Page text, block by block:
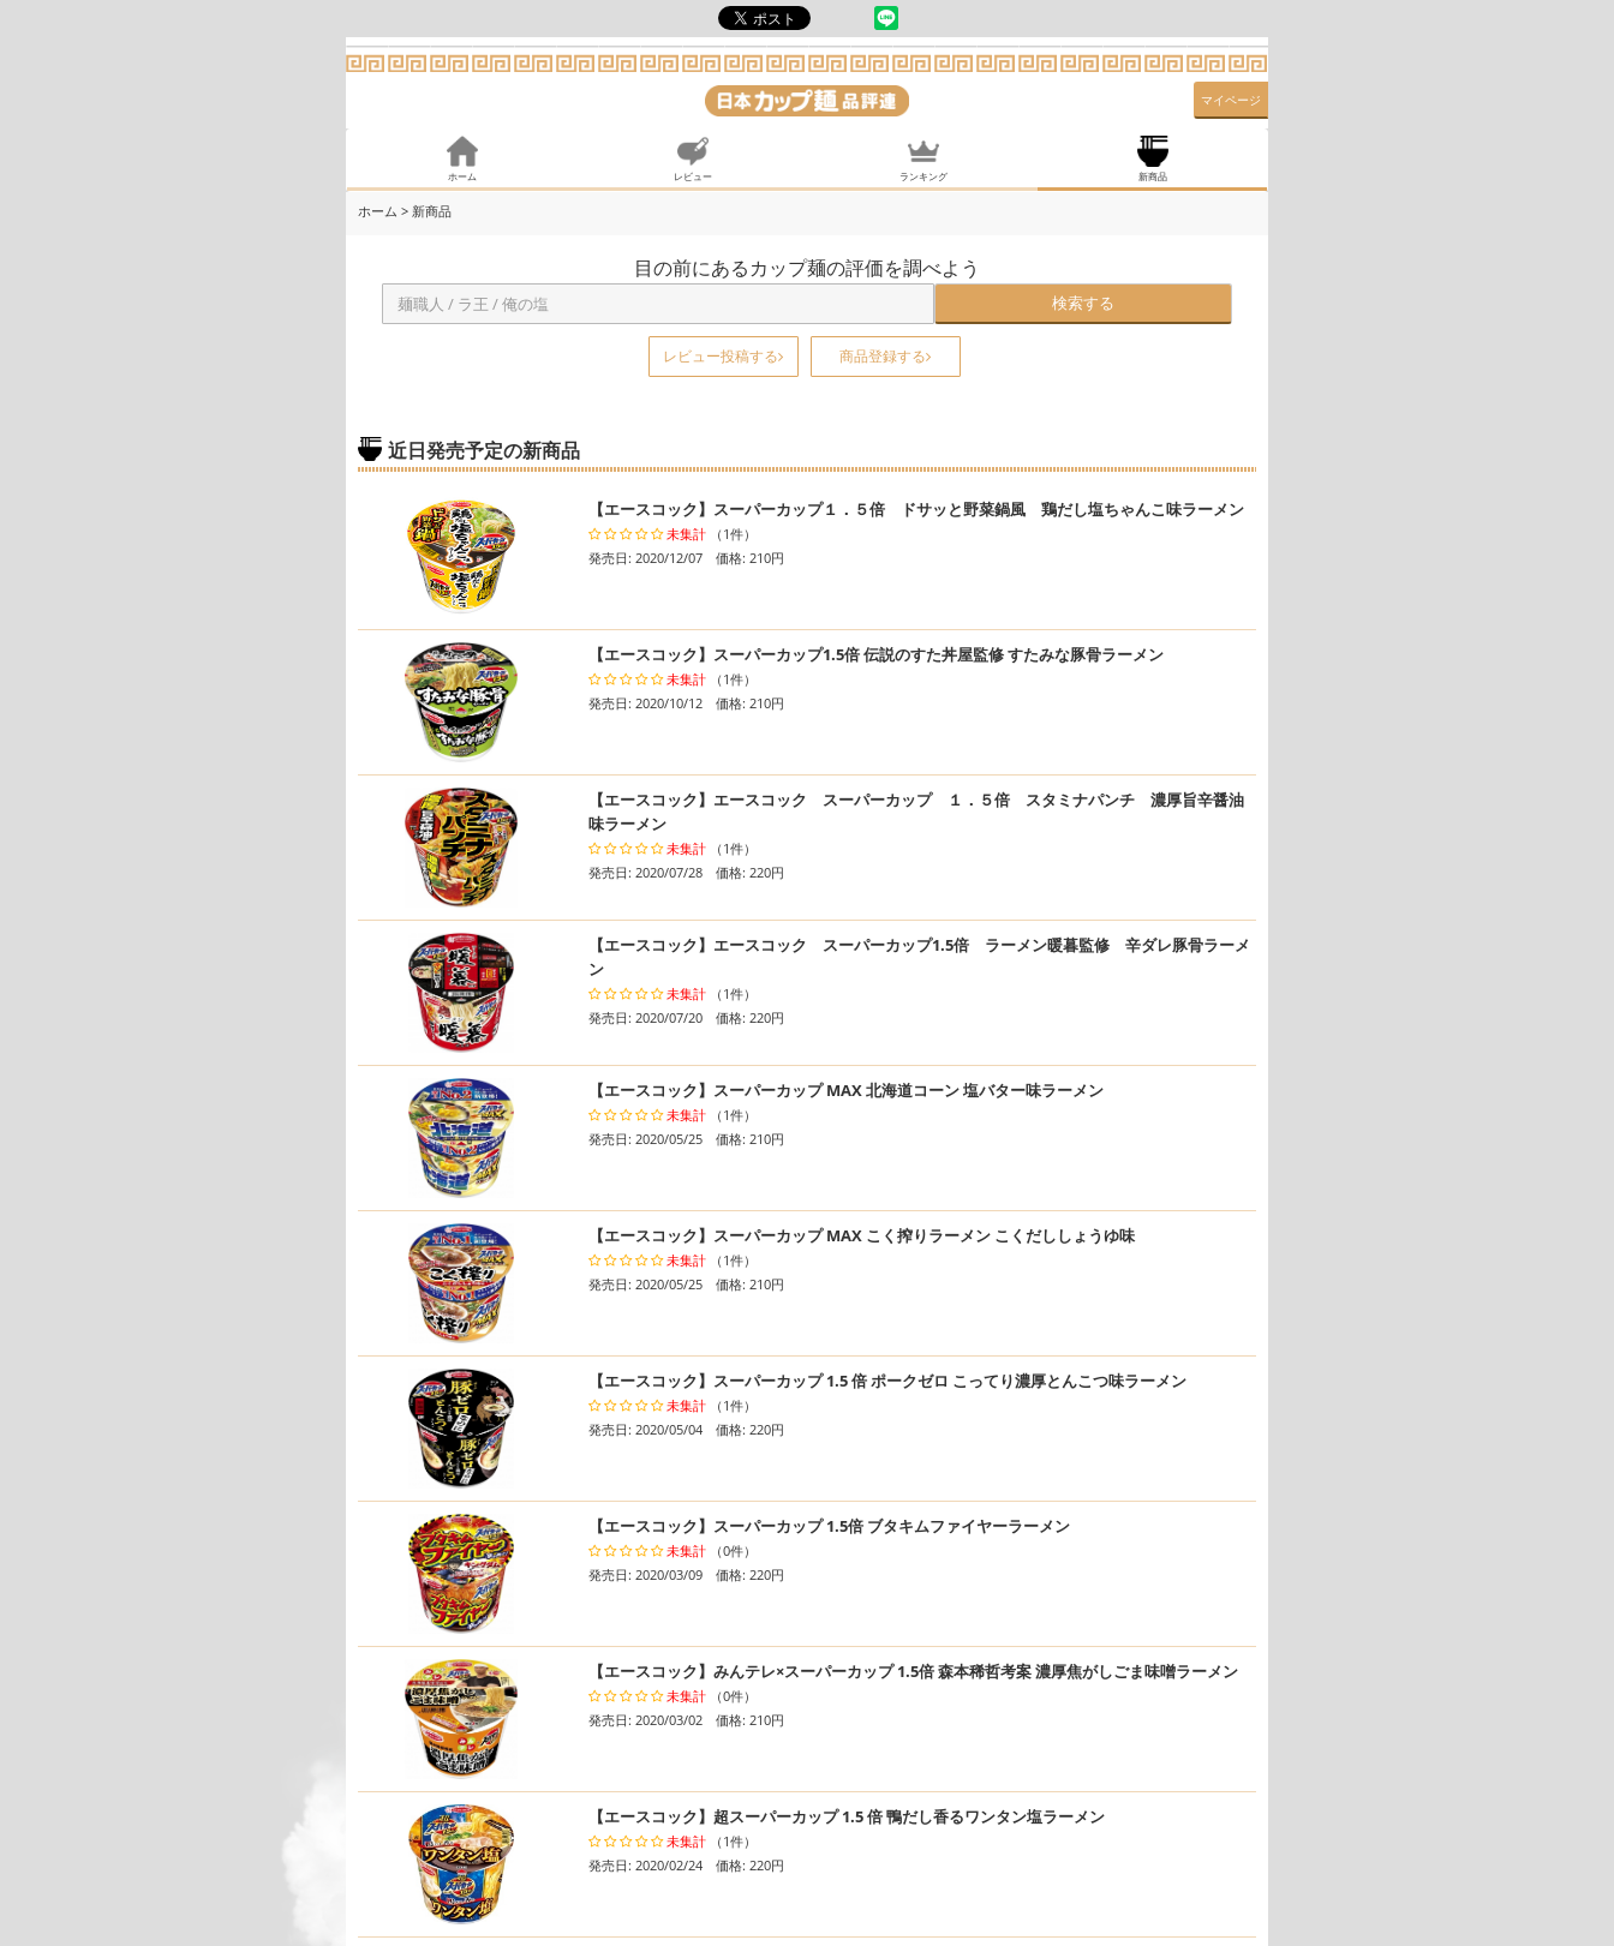
マイページ
ホーム レビュー ランキング 新商品
ホーム > 新商品
目の前にあるカップ麺の評価を調べよう
検索する
レビュー投稿する 商品登録する
近日発売予定の新商品
【エースコック】スーパーカップ１．５倍 ドサッと野菜鍋風 鶏だし塩ちゃんこ味ラーメン
未集計 （1件）
発売日: 2020/12/07 価格: 210円
【エースコック】スーパーカップ1.5倍 伝説のすた丼屋監修 すたみな豚骨ラーメン
未集計 （1件）
発売日: 2020/10/12 価格: 210円
【エースコック】エースコック スーパーカップ １．５倍 スタミナパンチ 濃厚旨辛醤油
味ラーメン
未集計 （1件）
発売日: 2020/07/28 価格: 220円
【エースコック】エースコック スーパーカップ1.5倍 ラーメン暖暮監修 辛ダレ豚骨ラーメ
ン
未集計 （1件）
発売日: 2020/07/20 価格: 220円
【エースコック】スーパーカップ MAX 北海道コーン 塩バター味ラーメン
未集計 （1件）
発売日: 2020/05/25 価格: 210円
【エースコック】スーパーカップ MAX こく搾りラーメン こくだししょうゆ味
未集計 （1件）
発売日: 2020/05/25 価格: 210円
【エースコック】スーパーカップ 1.5 倍 ポークゼロ こってり濃厚とんこつ味ラーメン
未集計 （1件）
発売日: 2020/05/04 価格: 220円
【エースコック】スーパーカップ 1.5倍 ブタキムファイヤーラーメン
未集計 （0件）
発売日: 2020/03/09 価格: 220円
【エースコック】みんテレ×スーパーカップ 1.5倍 森本稀哲考案 濃厚焦がしごま味噌ラーメン
未集計 （0件）
発売日: 2020/03/02 価格: 210円
【エースコック】超スーパーカップ 1.5 倍 鴨だし香るワンタン塩ラーメン
未集計 （1件）
発売日: 2020/02/24 価格: 220円